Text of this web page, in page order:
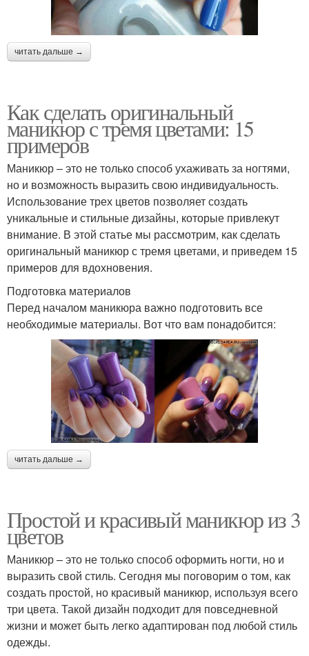
читать дальше →
Как сделать оригинальный
маникюр с тремя цветами: 15
примеров
Маникюр – это не только способ ухаживать за ногтями,
но и возможность выразить свою индивидуальность.
Использование трех цветов позволяет создать
уникальные и стильные дизайны, которые привлекут
внимание. В этой статье мы рассмотрим, как сделать
оригинальный маникюр с тремя цветами, и приведем 15
примеров для вдохновения.
Подготовка материалов
Перед началом маникюра важно подготовить все
необходимые материалы. Вот что вам понадобится:
читать дальше →
Простой и красивый маникюр из 3
цветов
Маникюр – это не только способ оформить ногти, но и
выразить свой стиль. Сегодня мы поговорим о том, как
создать простой, но красивый маникюр, используя всего
три цвета. Такой дизайн подходит для повседневной
жизни и может быть легко адаптирован под любой стиль
одежды.